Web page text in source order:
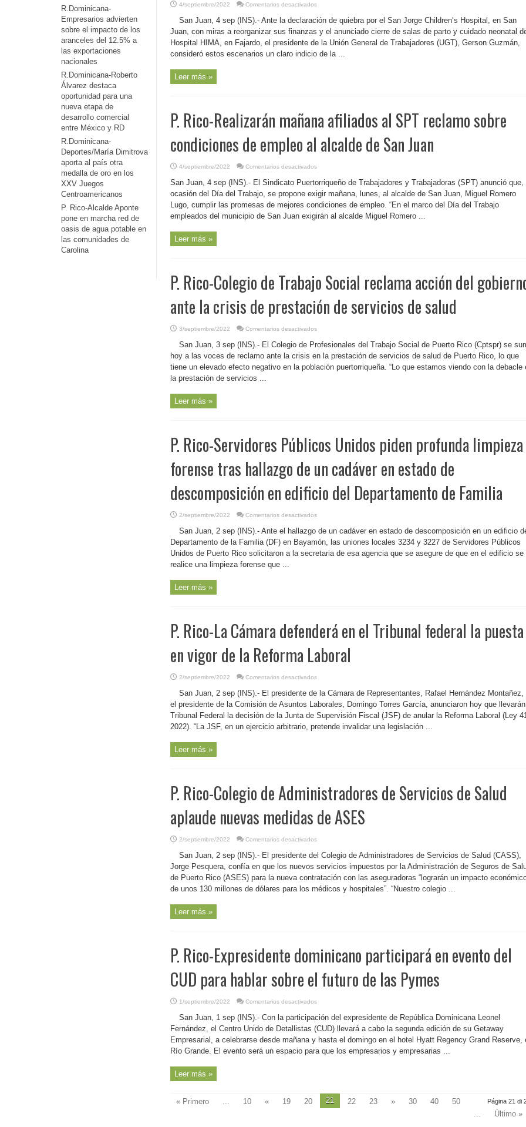
4/septiembre/2022 Comentarios desactivados
Rico-
Preocupa
a
la
UGT
de
San Juan, 4 sep (INS).- Ante la declaración de quiebra por el San Jorge Children’s Hospital, en San
Juan, con miras a reorganizar sus finanzas y el anunciado cierre de salas de parto y cuidado neonatal
Hospital HIMA, en Fajardo, el presidente de la Unión General de Trabajadores (UGT), Gerson Guzmán,
consideró estos escenarios un claro indicio de la ...
Leer más »
P. Rico-Realizarán mañana afiliados al SPT reclamo sobre
condiciones de empleo al alcalde de San Juan
4/septiembre/2022 Comentarios desactivados
Rico-
Realizarán
mañana
afiliados
al
reclamo
Juan
San Juan, 4 sep (INS).- El Sindicato Puertorriqueño de Trabajadores y Trabajadoras (SPT) anunció que,
ocasión del Día del Trabajo, se propone exigir mañana, lunes, al alcalde de San Juan, Miguel Romero
Lugo, cumplir las promesas de mejores condiciones de empleo. “En el marco del Día del Trabajo
empleados del municipio de San Juan exigirán al alcalde Miguel Romero ...
Leer más »
P. Rico-Colegio de Trabajo Social reclama acción del
ante la crisis de prestación de servicios de salud
3/septiembre/2022 Comentarios desactivados
Rico-
Colegio
de
Trabajo
Social
reclama
servicios
de
salud
San Juan, 3 sep (INS).- El Colegio de Profesionales del Trabajo Social de Puerto Rico (Cptspr) se
hoy a las voces de reclamo ante la crisis en la prestación de servicios de salud de Puerto Rico, lo que
tiene un elevado efecto negativo en la población puertorriqueña. “Lo que estamos viendo con la debacle
la prestación de servicios ...
Leer más »
P. Rico-Servidores Públicos Unidos piden profunda limpieza
forense tras hallazgo de un cadáver en estado de
descomposición en edificio del Departamento de Familia
2/septiembre/2022 Comentarios desactivados
Rico-
Servidores
Públicos
Unidos
piden
de
descomposición
en
del
Departamento
de
San Juan, 2 sep (INS).- Ante el hallazgo de un cadáver en estado de descomposición en un edificio
Departamento de la Familia (DF) en Bayamón, las uniones locales 3234 y 3227 de Servidores Públicos
Unidos de Puerto Rico solicitaron a la secretaria de esa agencia que se asegure de que en el edificio se
realice una limpieza forense que ...
Leer más »
P. Rico-La Cámara defenderá en el Tribunal federal la puesta
en vigor de la Reforma Laboral
2/septiembre/2022 Comentarios desactivados
Rico-
La
Cámara
defenderá
en
Tribunal
Laboral
San Juan, 2 sep (INS).- El presidente de la Cámara de Representantes, Rafael Hernández Montañez,
el presidente de la Comisión de Asuntos Laborales, Domingo Torres García, anunciaron hoy que
Tribunal Federal la decisión de la Junta de Supervisión Fiscal (JSF) de anular la Reforma Laboral (Ley
2022). “La JSF, en un ejercicio arbitrario, pretende invalidar una legislación ...
Leer más »
P. Rico-Colegio de Administradores de Servicios de Salud
aplaude nuevas medidas de ASES
2/septiembre/2022 Comentarios desactivados
Rico-
Colegio
de
Administradores
de
de
San Juan, 2 sep (INS).- El presidente del Colegio de Administradores de Servicios de Salud (CASS),
Jorge Pesquera, confía en que los nuevos servicios impuestos por la Administración de Seguros de
de Puerto Rico (ASES) para la nueva contratación con las aseguradoras “lograrán un impacto
de unos 130 millones de dólares para los médicos y hospitales”. “Nuestro colegio ...
Leer más »
P. Rico-Expresidente dominicano participará en evento del
CUD para hablar sobre el futuro de las Pymes
1/septiembre/2022 Comentarios desactivados
Rico-
Expresidente
dominicano
participará
en
del
San Juan, 1 sep (INS).- Con la participación del expresidente de República Dominicana Leonel
Fernández, el Centro Unido de Detallistas (CUD) llevará a cabo la segunda edición de su Getaway
Empresarial, a celebrarse desde mañana y hasta el domingo en el hotel Hyatt Regency Grand Reserve,
Río Grande. El evento será un espacio para que los empresarios y empresarias ...
Leer más »
Página 21 di
« Primero ... 10 « 19 20 21 22 23 » 30 40
50
...
Último »
R.Dominicana-
Empresarios advierten
sobre el impacto de los
aranceles del 12.5% a
las exportaciones
nacionales
R.Dominicana-Roberto
Álvarez destaca
oportunidad para una
nueva etapa de
desarrollo comercial
entre México y RD
R.Dominicana-
Deportes/María Dimitrova
aporta al país otra
medalla de oro en los
XXV Juegos
Centroamericanos
P. Rico-Alcalde Aponte
pone en marcha red de
oasis de agua potable en
las comunidades de
Carolina